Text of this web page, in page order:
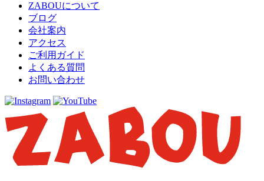
ZABOUについて
ブログ
会社案内
アクセス
ご利用ガイド
よくある質問
お問い合わせ